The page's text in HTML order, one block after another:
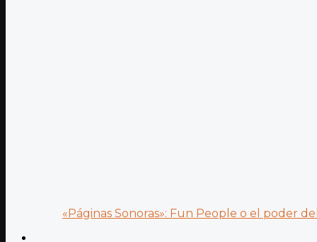
«Páginas Sonoras»: Fun People o el poder